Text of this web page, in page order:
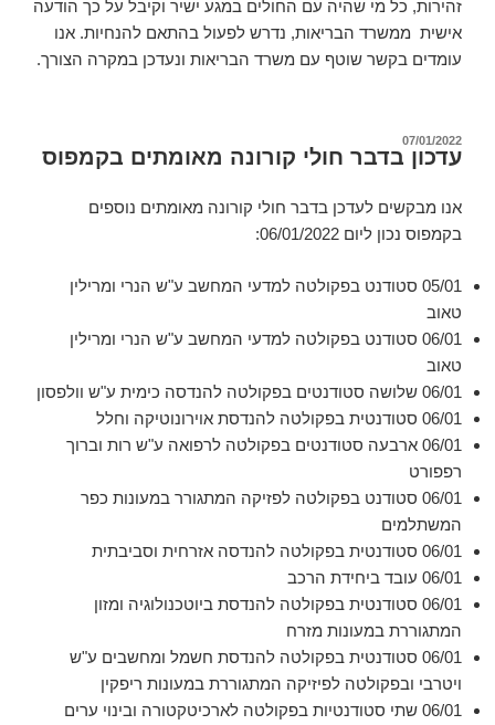
זהירות, כל מי שהיה עם החולים במגע ישיר וקיבל על כך הודעה
אישית ממשרד הבריאות, נדרש לפעול בהתאם להנחיות. אנו
עומדים בקשר שוטף עם משרד הבריאות ונעדכן במקרה הצורך.
פורסם
ב
07/01/2022
עדכון בדבר חולי קורונה מאומתים בקמפוס
אנו מבקשים לעדכן בדבר חולי קורונה מאומתים נוספים
בקמפוס נכון ליום 06/01/2022:
05/01 סטודנט בפקולטה למדעי המחשב ע"ש הנרי ומרילין
טאוב
06/01 סטודנט בפקולטה למדעי המחשב ע"ש הנרי ומרילין
טאוב
06/01 שלושה סטודנטים בפקולטה להנדסה כימית ע"ש וולפסון
06/01 סטודנטית בפקולטה להנדסת אוירונוטיקה וחלל
06/01 ארבעה סטודנטים בפקולטה לרפואה ע"ש רות וברוך
רפפורט
06/01 סטודנט בפקולטה לפזיקה המתגורר במעונות כפר
המשתלמים
06/01 סטודנטית בפקולטה להנדסה אזרחית וסביבתית
06/01 עובד ביחידת הרכב
06/01 סטודנטית בפקולטה להנדסת ביוטכנולוגיה ומזון
המתגוררת במעונות מזרח
06/01 סטודנטית בפקולטה להנדסת חשמל ומחשבים ע"ש
ויטרבי ובפקולטה לפיזיקה המתגוררת במעונות ריפקין
06/01 שתי סטודנטיות בפקולטה לארכיטקטורה ובינוי ערים